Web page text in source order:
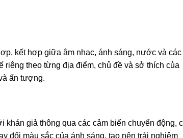
kết hợp giữa âm nhạc, ánh sáng, nước và các
theo từng địa điểm, chủ đề và sở thích của
ấn tượng.
giả thông qua các cảm biến chuyển động,
đổi màu sắc của ánh sáng, tạo nên trải nghiệm